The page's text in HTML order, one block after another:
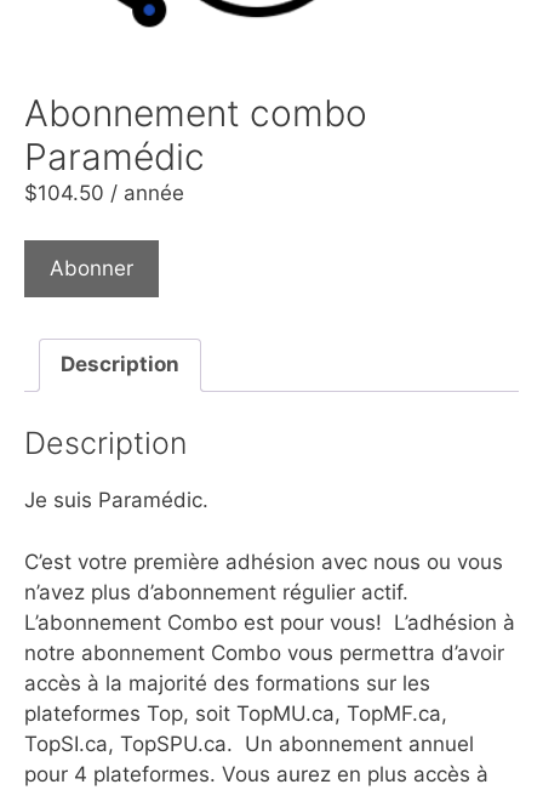
Abonnement combo
Paramédic
$104.50 / année
Abonner
Description
Description
Je suis Paramédic.
C’est votre première adhésion avec nous ou vous
n’avez plus d’abonnement régulier actif.
L’abonnement Combo est pour vous! L’adhésion à
notre abonnement Combo vous permettra d’avoir
accès à la majorité des formations sur les
plateformes Top, soit TopMU.ca, TopMF.ca,
TopSI.ca, TopSPU.ca. Un abonnement annuel
pour 4 plateformes. Vous aurez en plus accès à